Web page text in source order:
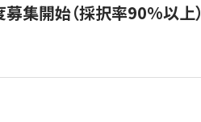
集開始（採択率90%以上）